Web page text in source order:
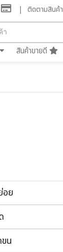
ติดตามสินค้า
สินค้าขายดี
ย
น